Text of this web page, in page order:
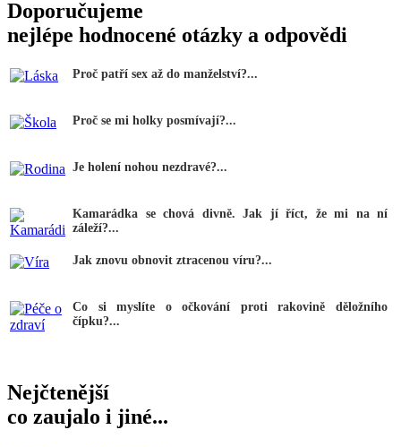
Doporučujeme
nejlépe hodnocené otázky a odpovědi
Proč patří sex až do manželství?...
Proč se mi holky posmívají?...
Je holení nohou nezdravé?...
Kamarádka se chová divně. Jak jí říct, že mi na ní
záleží?...
Jak znovu obnovit ztracenou víru?...
Co si myslíte o očkování proti rakovině děložního
čípku?...
Nejčtenější
co zaujalo i jiné...